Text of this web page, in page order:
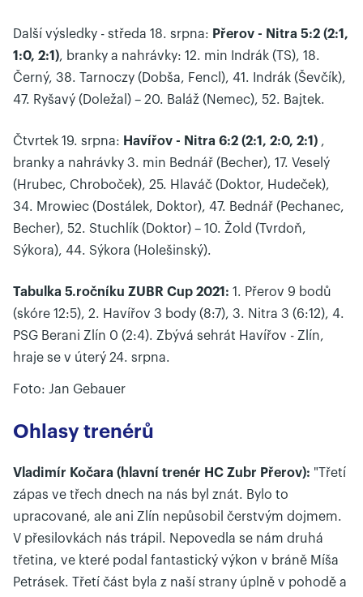
Další výsledky - středa 18. srpna: Přerov - Nitra 5:2 (2:1,
1:0, 2:1), branky a nahrávky: 12. min Indrák (TS), 18.
Černý, 38. Tarnoczy (Dobša, Fencl), 41. Indrák (Ševčík),
47. Ryšavý (Doležal) – 20. Baláž (Nemec), 52. Bajtek.
Čtvrtek 19. srpna: Havířov - Nitra 6:2 (2:1, 2:0, 2:1) ,
branky a nahrávky 3. min Bednář (Becher), 17. Veselý
(Hrubec, Chroboček), 25. Hlaváč (Doktor, Hudeček),
34. Mrowiec (Dostálek, Doktor), 47. Bednář (Pechanec,
Becher), 52. Stuchlík (Doktor) – 10. Žold (Tvrdoň,
Sýkora), 44. Sýkora (Holešinský).
Tabulka 5.ročníku ZUBR Cup 2021: 1. Přerov 9 bodů
(skóre 12:5), 2. Havířov 3 body (8:7), 3. Nitra 3 (6:12), 4.
PSG Berani Zlín 0 (2:4). Zbývá sehrát Havířov - Zlín,
hraje se v úterý 24. srpna.
Foto: Jan Gebauer
Ohlasy trenérů
Vladimír Kočara (hlavní trenér HC Zubr Přerov): "Třetí
zápas ve třech dnech na nás byl znát. Bylo to
upracované, ale ani Zlín nepůsobil čerstvým dojmem.
V přesilovkách nás trápil. Nepovedla se nám druhá
třetina, ve které podal fantastický výkon v bráně Míša
Petrásek. Třetí část byla z naší strany úplně v pohodě a